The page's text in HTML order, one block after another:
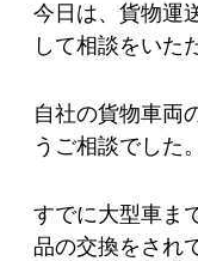
今日は、貨物運
して相談をいた
自社の貨物車両
うご相談でした
すでに大型車ま
品の交換をされ